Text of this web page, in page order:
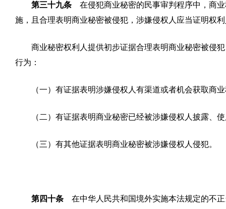
第三十九条 在侵犯商业秘密的民事审判程序中，商
施，且合理表明商业秘密被侵犯，涉嫌侵权人应当证明权
商业秘密权利人提供初步证据合理表明商业秘密被侵
行为：
（一）有证据表明涉嫌侵权人有渠道或者机会获取商
（二）有证据表明商业秘密已经被涉嫌侵权人披露、
（三）有其他证据表明商业秘密被涉嫌侵权人侵犯。
第四十条 在中华人民共和国境外实施本法规定的不